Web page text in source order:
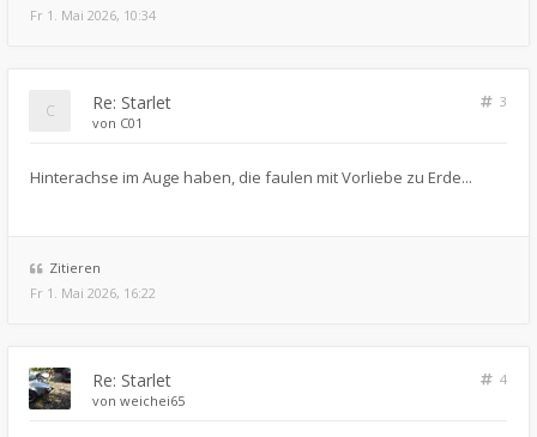
Fr 1. Mai 2026, 10:34
Re: Starlet
3
von C01
Hinterachse im Auge haben, die faulen mit Vorliebe zu Erde...
Zitieren
Fr 1. Mai 2026, 16:22
Re: Starlet
4
von weichei65